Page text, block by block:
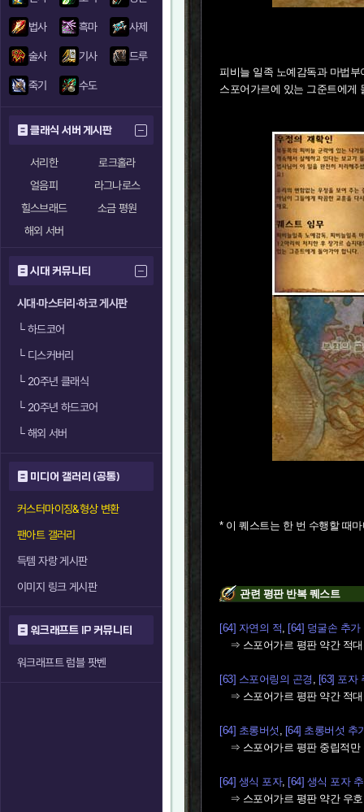
법사 흑마 사제
술사 기사 드루
죽기 수도
클래식 서버 게시판
서리한
로크홀라
얼음피
라그나로스
힐스브래드
소금 평원
해외 서버
시대 커뮤니티
시대·마스터리·하코 게시판
└하드코어
└디스커버리
└20주년 클래식
└20주년 하드코어
└해외 서버
미디어 갤러리 (공통)
커스터마이징&형상 변환
팬아트 갤러리
득템 자랑 게시판
이미지 링크 게시판
워크래프트 IP 커뮤니티
워크래프트 럼블 팟벤
피비늘 일족 노예감독과 마법
스포어가르에 있는 그준트에게
* 이 퀘스트는 한 번 수행할 때
관련 평판 반복 퀘스트
[64] 자연의 적, [64] 덩굴손 추가
⇒ 스포어가르 평판 약간 적대
[63] 스포어링의 곤경 , [63] 포자
⇒ 스포어가르 평판 약간 적대
[64] 초롱버섯 , [64] 초롱버섯 추
⇒ 스포어가르 평판 중립적만
[64] 생식 포자, [64] 생식 포자
⇒ 스포어가르 평판 약간 우호